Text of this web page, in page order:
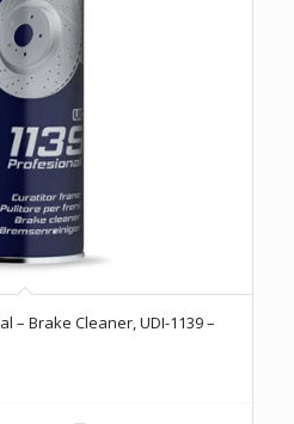
– Brake Cleaner, UDI-1139 –